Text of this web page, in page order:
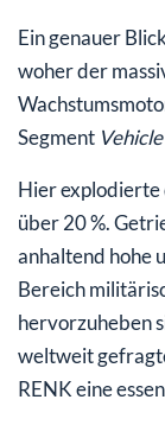
Ein genauer
woher der
Segment
Hier
über 20 %.
anhaltend hohe
Bereich
hervorzuheben
weltweit
RENK eine